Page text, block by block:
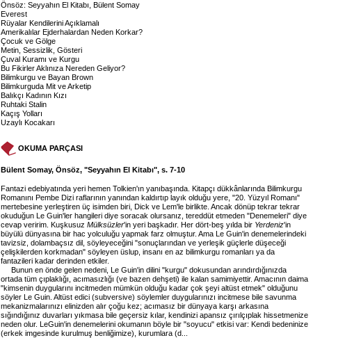
Önsöz: Seyyahın El Kitabı, Bülent Somay
Everest
Rüyalar Kendilerini Açıklamalı
Amerikalılar Ejderhalardan Neden Korkar?
Çocuk ve Gölge
Metin, Sessizlik, Gösteri
Çuval Kuramı ve Kurgu
Bu Fikirler Aklınıza Nereden Geliyor?
Bilimkurgu ve Bayan Brown
Bilimkurguda Mit ve Arketip
Balıkçı Kadının Kızı
Ruhtaki Stalin
Kaçış Yolları
Uzaylı Kocakarı
OKUMA PARÇASI
Bülent Somay, Önsöz, "Seyyahın El Kitabı", s. 7-10
Fantazi edebiyatında yeri hemen Tolkien'ın yanıbaşında. Kitapçı dükkânlarında Bilimkurgu
Romanını Pembe Dizi raflarının yanından kaldırtıp layık olduğu yere, "20. Yüzyıl Romanı"
mertebesine yerleştiren üç isimden biri, Dick ve Lem'le birlikte. Ancak dönüp tekrar tekrar
okuduğun Le Guin'ler hangileri diye soracak olursanız, tereddüt etmeden "Denemeleri" diye
cevap veririm. Kuşkusuz Mülksüzler'in yeri başkadır. Her dört-beş yılda bir Yerdeniz'in
büyülü dünyasına bir hac yolculuğu yapmak farz olmuştur. Ama Le Guin'in denemelerindeki
tavizsiz, dolambaçsız dil, söyleyeceğini "sonuçlarından ve yerleşik güçlerle düşeceği
çelişkilerden korkmadan" söyleyen üslup, insanı en az bilimkurgu romanları ya da
fantazileri kadar derinden etkiler.
Bunun en önde gelen nedeni, Le Guin'in dilini "kurgu" dokusundan arındırdığınızda
ortada tüm çıplaklığı, acımasızlığı (ve bazen dehşeti) ile kalan samimiyettir. Amacının daima
"kimsenin duygularını incitmeden mümkün olduğu kadar çok şeyi altüst etmek" olduğunu
söyler Le Guin. Altüst edici (subversive) söylemler duygularınızı incitmese bile savunma
mekanizmalarınızı elinizden alır çoğu kez; acımasız bir dünyaya karşı arkasına
sığındığınız duvarları yıkmasa bile geçersiz kılar, kendinizi apansız çırılçıplak hissetmenize
neden olur. LeGuin'in denemelerini okumanın böyle bir "soyucu" etkisi var: Kendi bedeninize
(erkek imgesinde kurulmuş benliğimize), kurumlara (d...